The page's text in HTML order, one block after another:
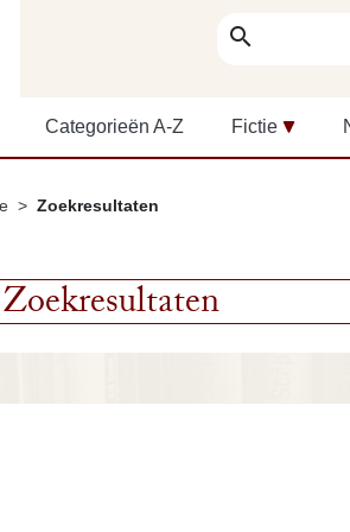
search
Categorieën A-Z Fictie
Zoekresultaten
Zoekresultaten